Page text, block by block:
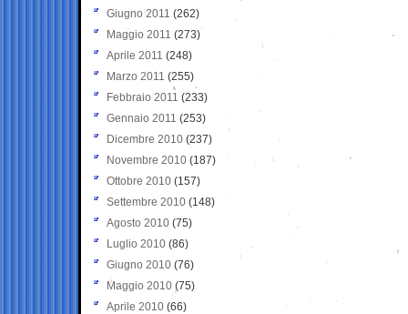
Giugno 2011 (262)
Maggio 2011 (273)
Aprile 2011 (248)
Marzo 2011 (255)
Febbraio 2011 (233)
Gennaio 2011 (253)
Dicembre 2010 (237)
Novembre 2010 (187)
Ottobre 2010 (157)
Settembre 2010 (148)
Agosto 2010 (75)
Luglio 2010 (86)
Giugno 2010 (76)
Maggio 2010 (75)
Aprile 2010 (66)